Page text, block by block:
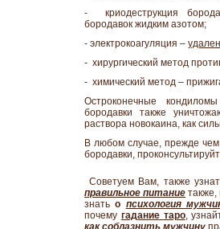
- криодеструкция
бородавок жидким азотом;
- электрокоагуляция –
- хирургический метод
- химический метод –
Остроконечные
бородавки также
раствора новокаина, как
В любом случае, прежде
бородавки,
Советуем Вам, также
правильное питание также,
знать о психология
почему гадание таро,
как соблазнить мужчину